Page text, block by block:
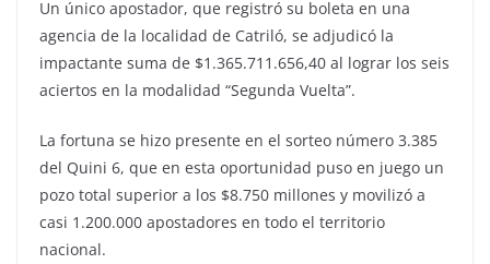
Un único apostador, que registró su boleta en una
agencia de la localidad de Catriló, se adjudicó la
impactante suma de $1.365.711.656,40 al lograr los seis
aciertos en la modalidad “Segunda Vuelta”.
La fortuna se hizo presente en el sorteo número 3.385
del Quini 6, que en esta oportunidad puso en juego un
pozo total superior a los $8.750 millones y movilizó a
casi 1.200.000 apostadores en todo el territorio
nacional.